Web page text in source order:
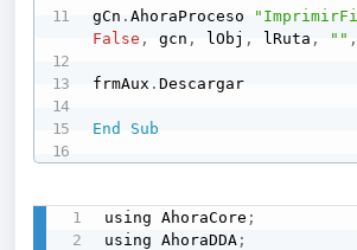
gCn .AhoraProceso
False , gcn , lObj , lRuta , "" ,
frmAux .Descargar
End Sub
using AhoraCore ;
using AhoraDDA ;